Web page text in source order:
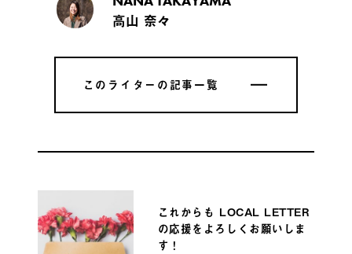
高山 奈々
このライターの記事一覧
このライターの記事一覧
これからも LOCAL LETTER
の応援をよろしくお願いしま
す！